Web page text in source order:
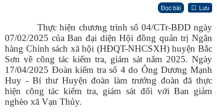
Đọc bài Lưu
Thực hiện chương trình số 04/CTr-BĐD ngày
07/02/2025 của Ban đại diện Hội đồng quản trị Ngân
hàng Chính sách xã hội (HĐQT-NHCSXH) huyện Bắc
Sơn về công tác kiểm tra, giám sát năm 2025. Ngày
17/04/2025 Đoàn kiểm tra số 4 do Ông Dương Mạnh
Huy - Bí thư Huyện đoàn làm trưởng đoàn đã thực
hiện công tác kiểm tra, giám sát đối với Ban giảm
nghèo xã Vạn Thủy.